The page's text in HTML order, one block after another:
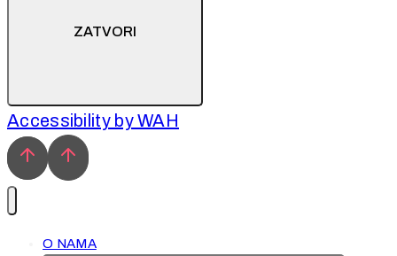
ZATVORI
Accessibility by WAH
O NAMA